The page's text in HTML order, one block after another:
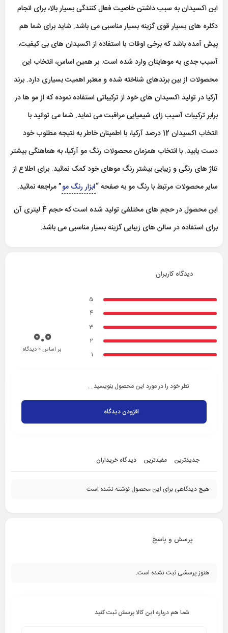
این اکسیدان به سبب داشتن خاصیت فعال کنندگی بسیار بالا، برای انجام
دکلره های بسیار قوی گزینه بسیار مناسبی می باشد. شاید برای شما هم
پیش آمده باشد که برخی اوقات با استفاده از اکسیدان های بی کیفیت،
آسیب جدی به موهایتان وارد شده است. بر همین اساس، انتخاب این
محصولات از بین برندهای شناخته شده و معتبر اهمیت بسیاری دارد. برند
آرکیا در تولید اکسیدان های خود از ترکیباتی استفاده نموده که از مو ها در
برابر ترکیبات آسیب زای شیمیایی مراقبت می نماید. شما می توانید با
انتخاب اکسیدان 12 درصد آرکیا، با اطمینان خاطر به نتیجه مطلوب خود
دست یابید. با انتخاب همزمان محصولات رنگ مو آرکیا، به هماهنگی بیشتر
تناژ های رنگی و زیبایی بیشتر رنگ موهای خود کمک نمائید. برای اطلاع از
سایر محصولات مرتبط با رنگ مو به صفحه “ابزار رنگ مو” مراجعه نمائید.
این محصول در حجم های مختلفی تولید شده است که حجم 4 لیتری آن
برای استفاده در سالن های زیبایی گزینه بسیار مناسبی می باشد.
دیدگاه کاربران
جدیدترین مفیدترین دیدگاه خریداران
هیچ دیدگاهی برای این محصول نوشته نشده است.
5
4
3
2
1
0.0بر اساس 0 دیدگاه
نظر خود را در مورد این محصول بنویسید ...
افزودن دیدگاه
پرسش و پاسخ
هنوز پرسشی ثبت نشده است.
شما هم درباره این کالا پرسش ثبت کنید